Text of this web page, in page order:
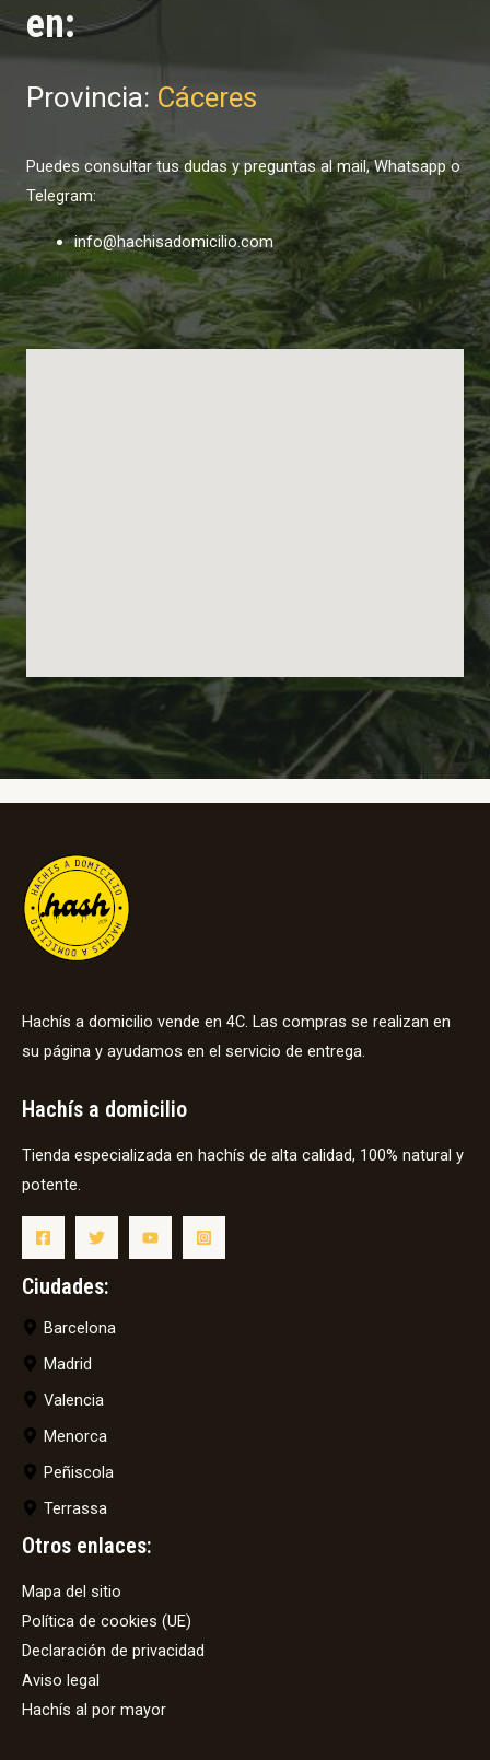
en:
Provincia: Cáceres
Puedes consultar tus dudas y preguntas al mail, Whatsapp o
Telegram:
info@hachisadomicilio.com
Hachís a domicilio vende en 4C. Las compras se realizan en
su página y ayudamos en el servicio de entrega.
Hachís a domicilio
Tienda especializada en hachís de alta calidad, 100% natural y
potente.
Ciudades:
Barcelona
Madrid
Valencia
Menorca
Peñiscola
Terrassa
Otros enlaces:
Mapa del sitio
Política de cookies (UE)
Declaración de privacidad
Aviso legal
Hachís al por mayor